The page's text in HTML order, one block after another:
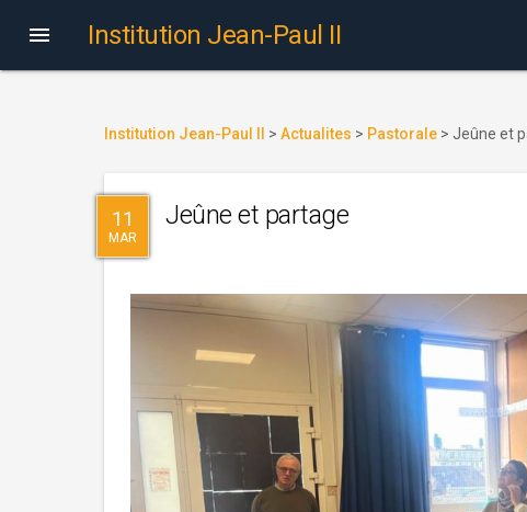
 Institution Jean-Paul II
Institution Jean-Paul II > Actualites > Pastorale > Jeûne et
11
MAR
Jeûne et partage